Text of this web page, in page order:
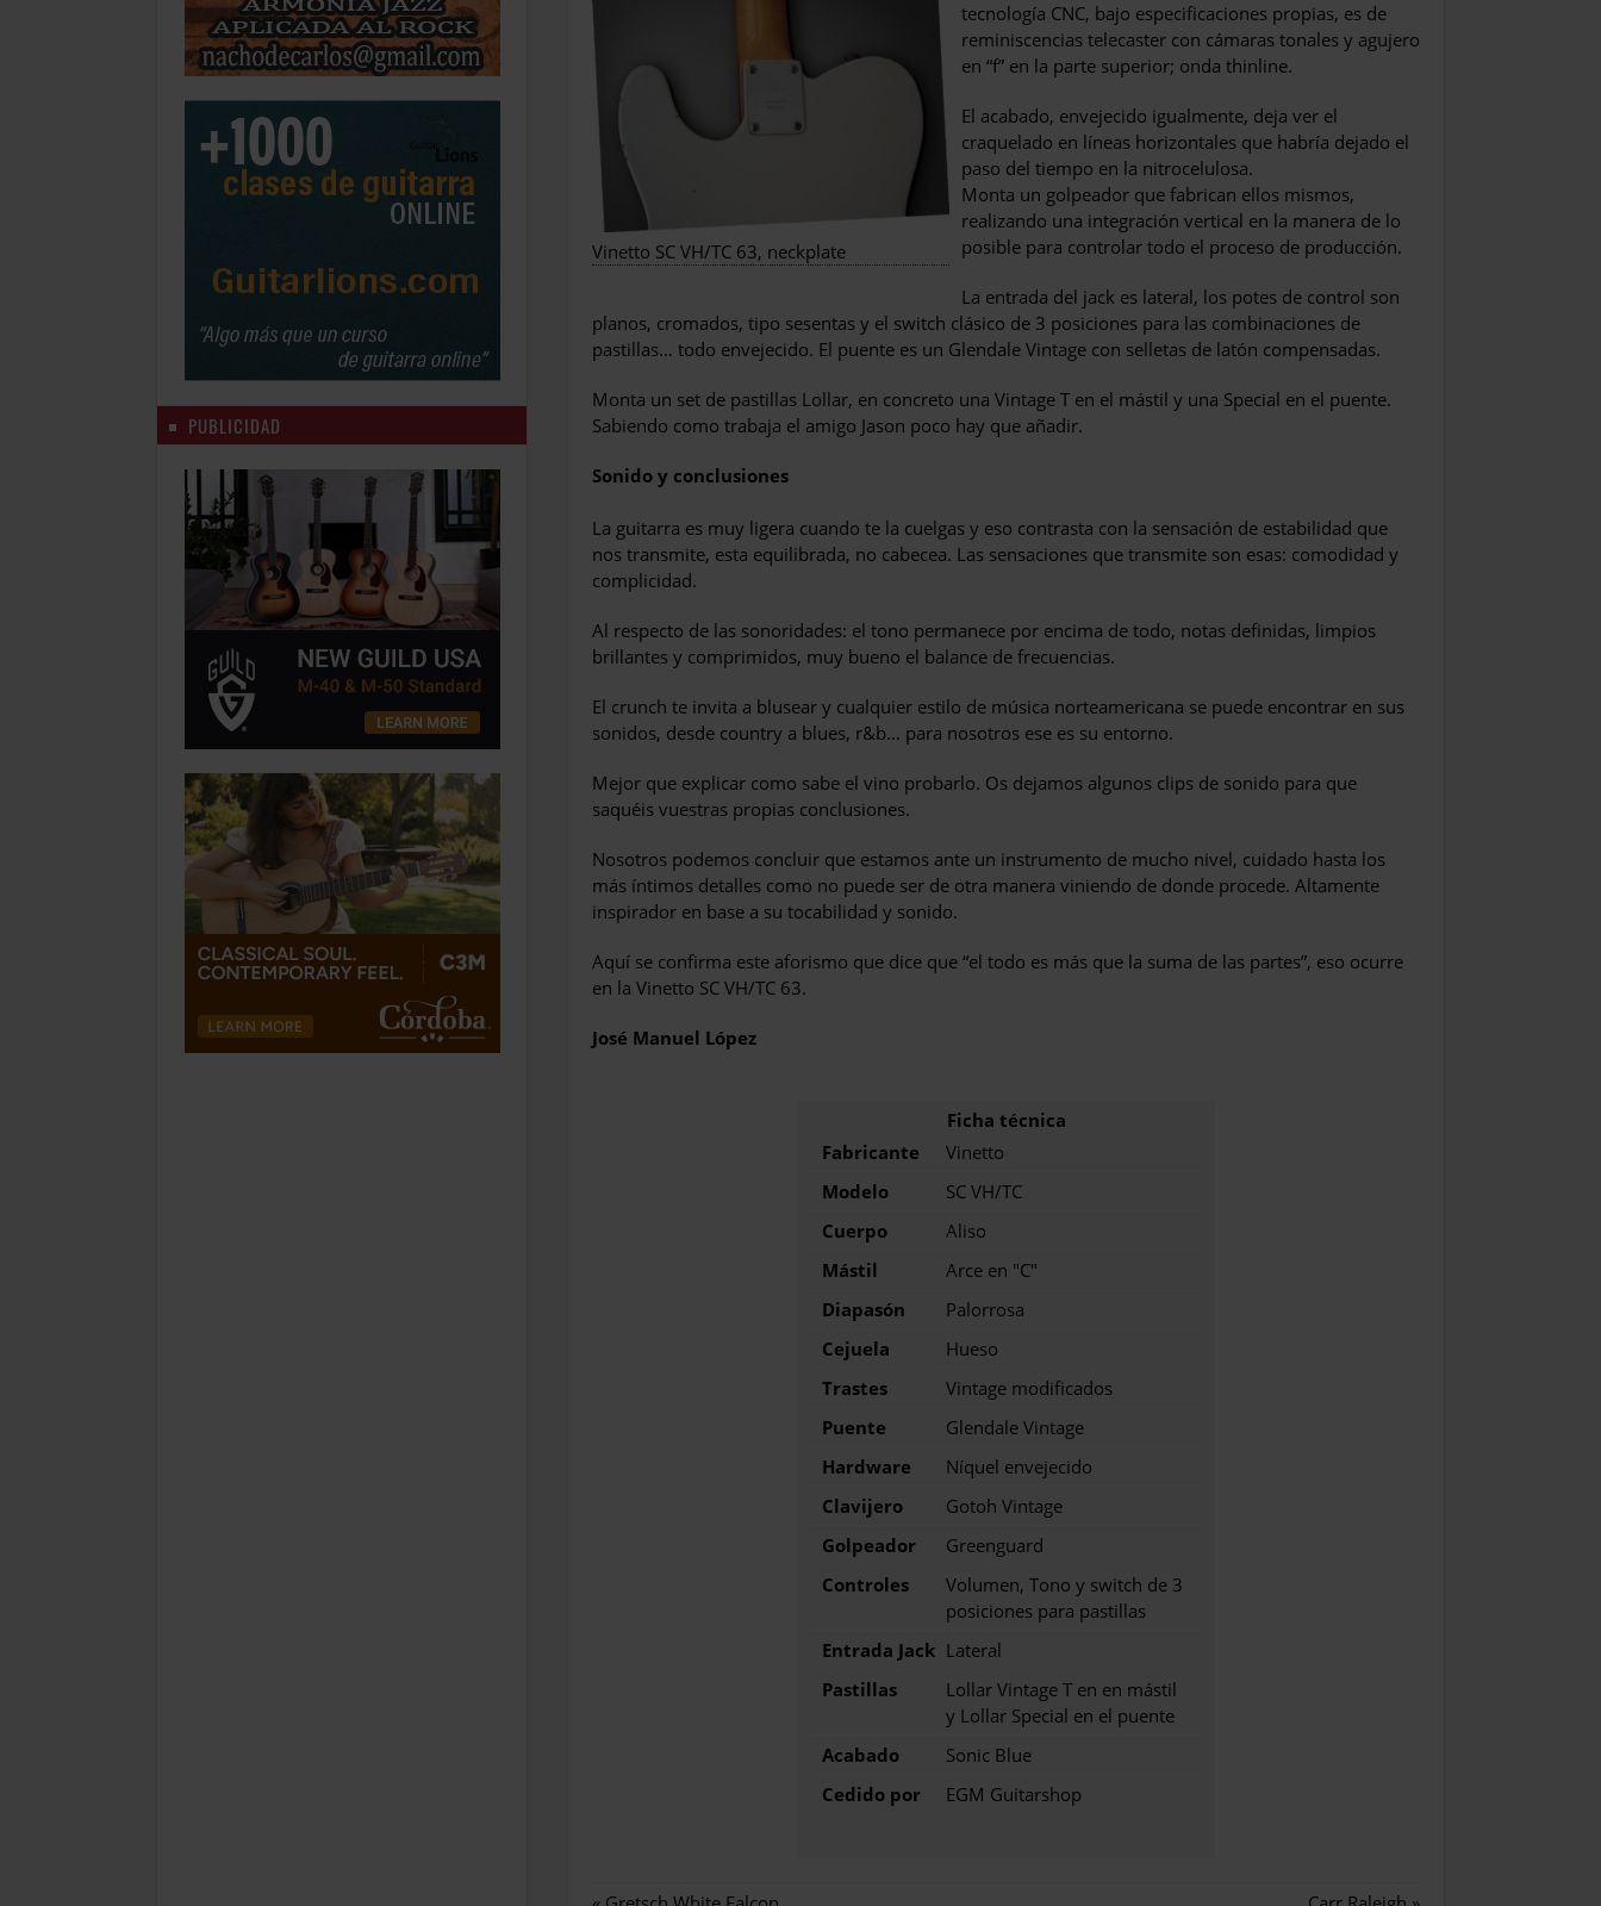
Vinetto SC VH/TC 63, neckplate
tecnología CNC, bajo especificaciones propias, es de
reminiscencias telecaster con cámaras tonales y agujero
en “f” en la parte superior; onda thinline.
El acabado, envejecido igualmente, deja ver el
craquelado en líneas horizontales que habría dejado el
paso del tiempo en la nitrocelulosa.
Monta un golpeador que fabrican ellos mismos,
realizando una integración vertical en la manera de lo
posible para controlar todo el proceso de producción.
La entrada del jack es lateral, los potes de control son
planos, cromados, tipo sesentas y el switch clásico de 3 posiciones para las combinaciones de
pastillas… todo envejecido. El puente es un Glendale Vintage con selletas de latón compensadas.
Monta un set de pastillas Lollar, en concreto una Vintage T en el mástil y una Special en el puente.
Sabiendo como trabaja el amigo Jason poco hay que añadir.
Sonido y conclusiones
La guitarra es muy ligera cuando te la cuelgas y eso contrasta con la sensación de estabilidad que
nos transmite, esta equilibrada, no cabecea. Las sensaciones que transmite son esas: comodidad y
complicidad.
Al respecto de las sonoridades: el tono permanece por encima de todo, notas definidas, limpios
brillantes y comprimidos, muy bueno el balance de frecuencias.
El crunch te invita a blusear y cualquier estilo de música norteamericana se puede encontrar en sus
sonidos, desde country a blues, r&b… para nosotros ese es su entorno.
Mejor que explicar como sabe el vino probarlo. Os dejamos algunos clips de sonido para que
saquéis vuestras propias conclusiones.
Nosotros podemos concluir que estamos ante un instrumento de mucho nivel, cuidado hasta los
más íntimos detalles como no puede ser de otra manera viniendo de donde procede. Altamente
inspirador en base a su tocabilidad y sonido.
Aquí se confirma este aforismo que dice que “el todo es más que la suma de las partes”, eso ocurre
en la Vinetto SC VH/TC 63.
José Manuel López
Fabricante
Vinetto
Modelo
SC VH/TC
Cuerpo
Aliso
Mástil
Arce en "C"
Diapasón
Palorrosa
Cejuela
Hueso
Trastes
Vintage modificados
Puente
Glendale Vintage
Hardware
Níquel envejecido
Clavijero
Gotoh Vintage
Golpeador
Greenguard
Controles
Volumen, Tono y switch de 3
posiciones para pastillas
Entrada Jack Lateral
Pastillas
Lollar Vintage T en en mástil
y Lollar Special en el puente
Acabado
Sonic Blue
Cedido por
EGM Guitarshop
PUBLICIDAD